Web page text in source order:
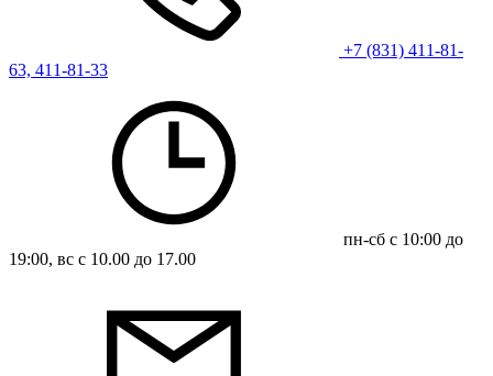
+7 (831) 411-81-
63, 411-81-33
пн-сб с 10:00 до
19:00, вс с 10.00 до 17.00